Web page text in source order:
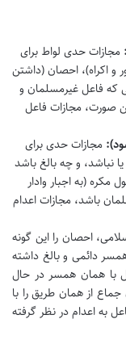
مجازات حدی لواط برای
و اکراه)، احصان (داشتن
که فاعل غیرمسلمان و
صورت، مجازات فاعل
مجازات حدی برای
نباشد، و چه بالغ باشد
(به اجبار وادار
باشد، مجازات اعدام
مجازات اسلامی، احصان را این گونه
دائمی و بالغ داشته
با همان همسر در حال
از همان طریق را با
به اعدام در نظر گرفته